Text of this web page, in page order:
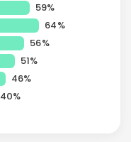
59%
64%
56%
51%
46%
40%